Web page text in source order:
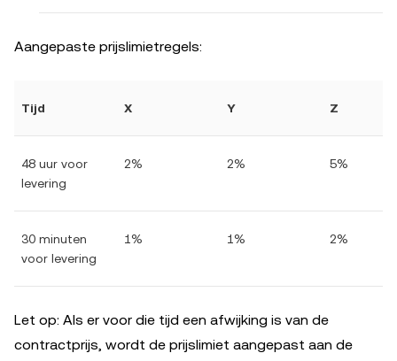
Aangepaste prijslimietregels:
Tijd X Y Z
48 uur voor
levering
2% 2% 5%
30 minuten
voor levering
1% 1% 2%
Let op: Als er voor die tijd een afwijking is van de
contractprijs, wordt de prijslimiet aangepast aan de